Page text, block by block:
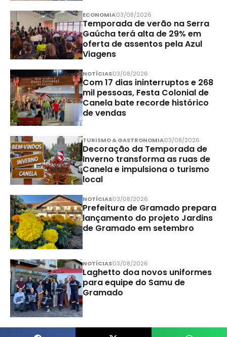
ECONOMIA03/08/2026
Temporada de verão na Serra
Gaúcha terá alta de 29% em
oferta de assentos pela Azul
Viagens
NOTÍCIAS03/08/2026
Com 17 dias ininterruptos e 268
mil pessoas, Festa Colonial de
Canela bate recorde histórico
de vendas
TURISMO & GASTRONOMIA03/08/2026
Decoração da Temporada de
Inverno transforma as ruas de
Canela e impulsiona o turismo
local
NOTÍCIAS03/08/2026
Prefeitura de Gramado prepara
lançamento do projeto Jardins
de Gramado em setembro
NOTÍCIAS03/08/2026
Laghetto doa novos uniformes
para equipe do Samu de
Gramado